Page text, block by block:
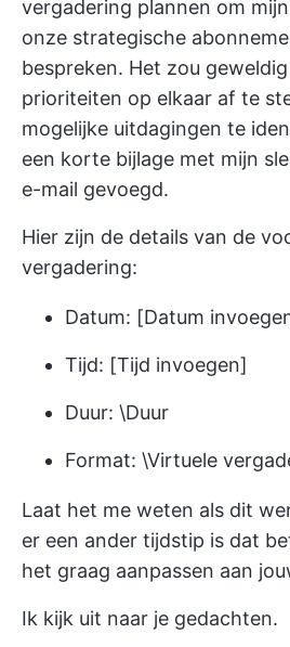
vergadering plannen om
onze strategische
bespreken. Het zou
prioriteiten op elkaar af te
mogelijke uitdagingen te
een korte bijlage met mijn
e-mail gevoegd.
Hier zijn de details van de
vergadering:
Datum: [Datum
Tijd: [Tijd invoegen]
Duur: \Duur
Format: \Virtuele
Laat het me weten als dit
er een ander tijdstip is dat
het graag aanpassen aan
Ik kijk uit naar je gedachten.